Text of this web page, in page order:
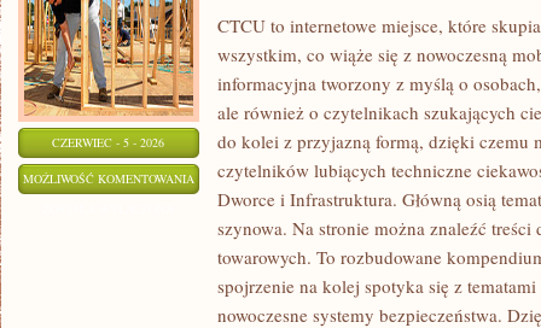
CZERWIEC - 5 - 2026
MOŻLIWOŚĆ KOMENTOWANIA AKTUALNOŚCI
WYDARZENIA
CTCU to internetowe miejsce, które
wszystkim, co wiąże się z nowoczesną
informacyjna tworzony z myślą o
ale również o czytelnikach szukających
do kolei z przyjazną formą, dzięki czemu
czytelników lubiących techniczne
Dworce i Infrastruktura. Główną osią
szynowa. Na stronie można znaleźć treści
towarowych. To rozbudowane
spojrzenie na kolej spotyka się z
nowoczesne systemy bezpieczeństwa.